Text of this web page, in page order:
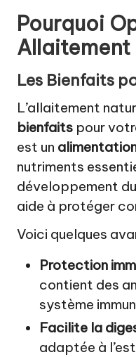
Pourquoi
Allaitement
Les Bienfaits
L’allaitement
bienfaits pour
est un
nutriments
développement
aide à protéger
Voici quelques
Protection
contient des
système
Facilite la
adaptée à